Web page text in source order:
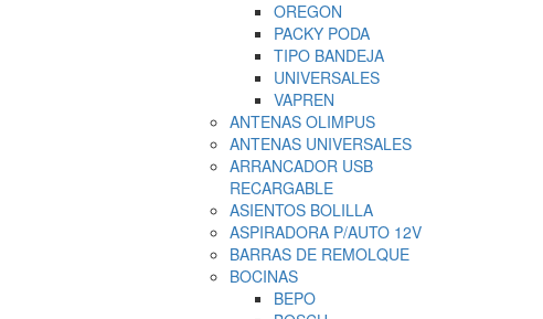
OREGON
PACKY PODA
TIPO BANDEJA
UNIVERSALES
VAPREN
ANTENAS OLIMPUS
ANTENAS UNIVERSALES
ARRANCADOR USB
RECARGABLE
ASIENTOS BOLILLA
ASPIRADORA P/AUTO 12V
BARRAS DE REMOLQUE
BOCINAS
BEPO